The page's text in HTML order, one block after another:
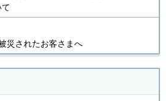
災されたお客さまへ